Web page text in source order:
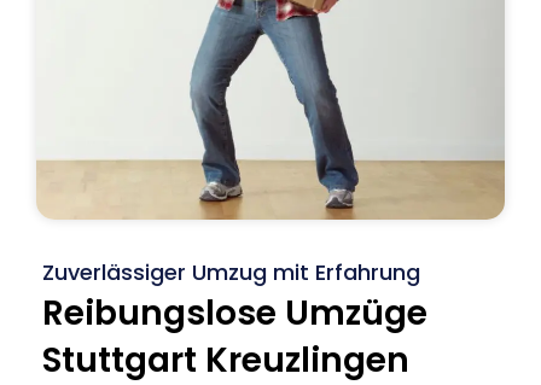
Zuverlässiger Umzug mit Erfahrung
Reibungslose Umzüge
Stuttgart Kreuzlingen